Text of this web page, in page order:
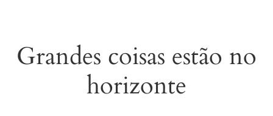
Grandes coisas estão no
horizonte